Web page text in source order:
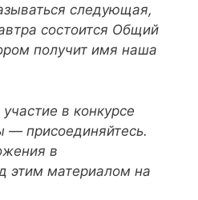
следующая,
состоится Общий
получит имя наша
в конкурсе
— присоединяйтесь.
в
материалом на